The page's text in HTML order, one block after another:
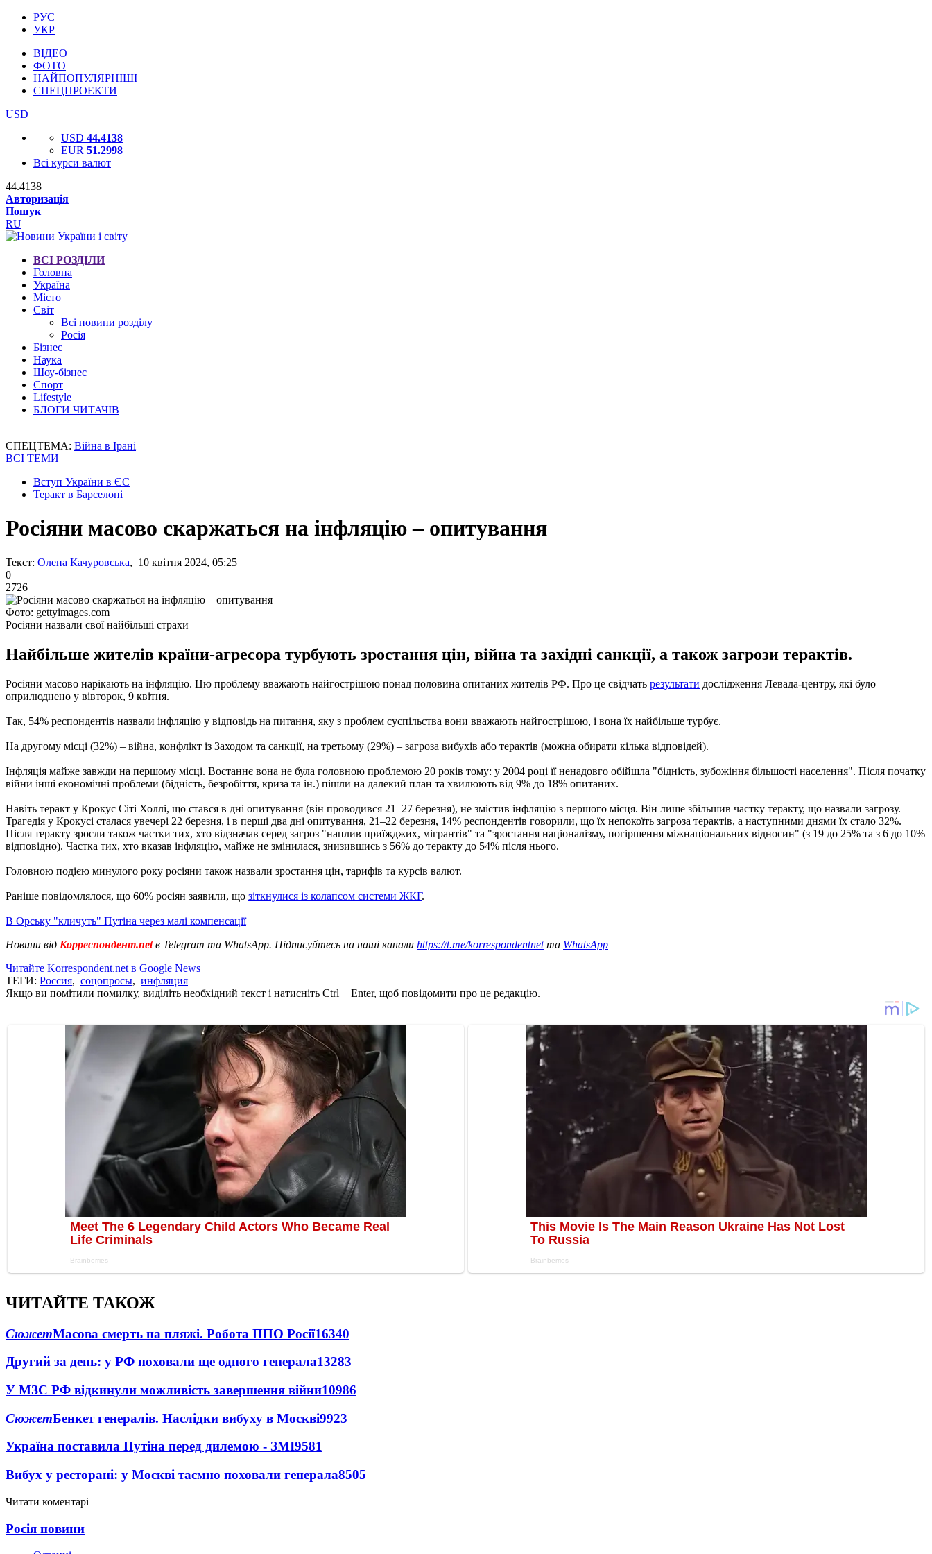
РУС
УКР
ВІДЕО
ФОТО
НАЙПОПУЛЯРНІШІ
СПЕЦПРОЕКТИ
USD
USD 44.4138
EUR 51.2998
Всі курси валют
44.4138
Авторизація
Пошук
RU
ВСІ РОЗДІЛИ
Головна
Україна
Місто
Світ
Всі новини розділу
Росія
Бізнес
Наука
Шоу-бізнес
Спорт
Lifestyle
БЛОГИ ЧИТАЧІВ
СПЕЦТЕМА: Війна в Ірані
ВСІ ТЕМИ
Вступ України в ЄС
Теракт в Барселоні
Росіяни масово скаржаться на інфляцію – опитування
Текст: Олена Качуровська, 10 квітня 2024, 05:25
0
2726
Фото: gettyimages.com
Росіяни назвали свої найбільші страхи
Найбільше жителів країни-агресора турбують зростання цін, війна та західні санкції, а також загрози терактів.
Росіяни масово нарікають на інфляцію. Цю проблему вважають найгострішою понад половина опитаних жителів РФ. Про це свідчать результати дослідження Левада-центру, які було
оприлюднено у вівторок, 9 квітня.
Так, 54% респондентів назвали інфляцію у відповідь на питання, яку з проблем суспільства вони вважають найгострішою, і вона їх найбільше турбує.
На другому місці (32%) – війна, конфлікт із Заходом та санкції, на третьому (29%) – загроза вибухів або терактів (можна обирати кілька відповідей).
Інфляція майже завжди на першому місці. Востаннє вона не була головною проблемою 20 років тому: у 2004 році її ненадовго обійшла "бідність, зубожіння більшості населення". Після початку
війни інші економічні проблеми (бідність, безробіття, криза та ін.) пішли на далекий план та хвилюють від 9% до 18% опитаних.
Навіть теракт у Крокус Сіті Холлі, що стався в дні опитування (він проводився 21–27 березня), не змістив інфляцію з першого місця. Він лише збільшив частку теракту, що назвали загрозу.
Трагедія у Крокусі сталася увечері 22 березня, і в перші два дні опитування, 21–22 березня, 14% респондентів говорили, що їх непокоїть загроза терактів, а наступними днями їх стало 32%.
Після теракту зросли також частки тих, хто відзначав серед загроз "наплив приїжджих, мігрантів" та "зростання націоналізму, погіршення міжнаціональних відносин" (з 19 до 25% та з 6 до 10%
відповідно). Частка тих, хто вказав інфляцію, майже не змінилася, знизившись з 56% до теракту до 54% після нього.
Головною подією минулого року росіяни також назвали зростання цін, тарифів та курсів валют.
Раніше повідомлялося, що 60% росіян заявили, що зіткнулися із колапсом системи ЖКГ.
В Орську "кличуть" Путіна через малі компенсації
Новини від Корреспондент.netв Telegram та WhatsApp. Підписуйтесь на наші канали https://t.me/korrespondentnetта WhatsApp
Читайте Korrespondent.net в Google News
ТЕГИ: Россия, соцопросы, инфляция
Якщо ви помітили помилку, виділіть необхідний текст і натисніть Ctrl + Enter, щоб повідомити про це редакцію.
ЧИТАЙТЕ ТАКОЖ
СюжетМасова смерть на пляжі. Робота ППО Росії16340
Другий за день: у РФ поховали ще одного генерала13283
У МЗС РФ відкинули можливість завершення війни10986
СюжетБенкет генералів. Наслідки вибуху в Москві9923
Україна поставила Путіна перед дилемою - ЗМІ9581
Вибух у ресторані: у Москві таємно поховали генерала8505
Читати коментарі
Росія новини